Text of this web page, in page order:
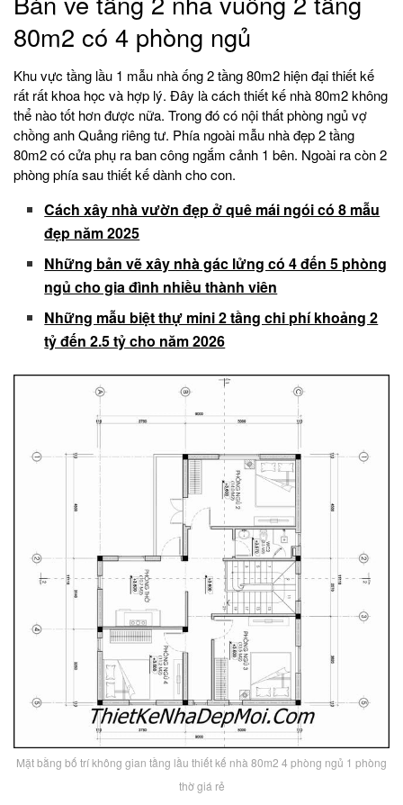
80m2 có 4 phòng ngủ
Khu vực tầng lầu 1 mẫu nhà ống 2 tầng 80m2 hiện đại thiết kế
rất rất khoa học và hợp lý. Đây là cách thiết kế nhà 80m2 không
thể nào tốt hơn được nữa. Trong đó có nội thất phòng ngủ vợ
chồng anh Quảng riêng tư. Phía ngoài mẫu nhà đẹp 2 tầng
80m2 có cửa phụ ra ban công ngắm cảnh 1 bên. Ngoài ra còn 2
phòng phía sau thiết kế dành cho con.
Cách xây nhà vườn đẹp ở quê mái ngói có 8 mẫu
đẹp năm 2025
Những bản vẽ xây nhà gác lửng có 4 đến 5 phòng
ngủ cho gia đình nhiều thành viên
Những mẫu biệt thự mini 2 tầng chi phí khoảng 2
tỷ đến 2.5 tỷ cho năm 2026
Mặt bằng bố trí không gian tầng lầu thiết kế nhà 80m2 4 phòng ngủ 1 phòng
thờ giá rẻ